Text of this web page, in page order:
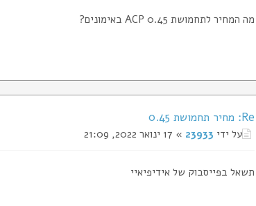
מה המחיר לתחמושת 0.45 ACP באימונים?
Re: מחיר תחמושת 0.45
על ידי 23933 » 17 ינואר 2022, 21:09
תשאל בפייסבוק של אידיפיאיי